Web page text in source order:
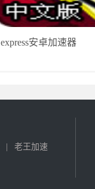
express安卓加速器
老王加速